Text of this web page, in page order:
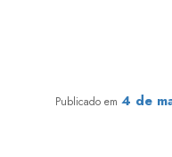
Publicado em 4 de